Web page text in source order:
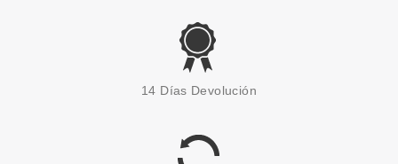
ECOTOOLS
SOFT HIGHLIGHT BROCHA
8.20€
14 Días Devolución